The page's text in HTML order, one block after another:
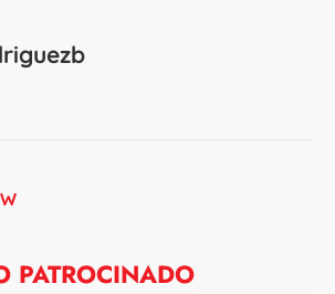
PATROCINADO